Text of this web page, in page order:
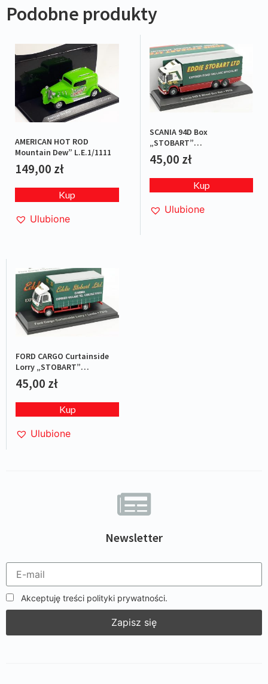
Newsletter
Akceptuję treści polityki prywatności.
Podobne produkty
AMERICAN HOT ROD
Mountain Dew” L.E.1/1111
149,00 zł
Kup
Ulubione
SCANIA 94D Box
„STOBART”
Green/Red/White
45,00 zł
Kup
Ulubione
FORD CARGO Curtainside
Lorry „STOBART”
Green/Red
45,00 zł
Kup
Ulubione